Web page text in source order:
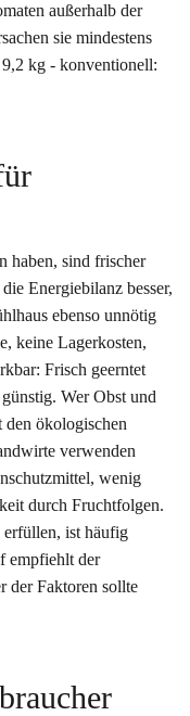
außerhalb der
sie mindestens
kg ‑ konventionell:
haben, sind frischer
Energiebilanz besser,
ebenso unnötig
keine Lagerkosten,
Frisch geerntet
Wer Obst und
ökologischen
verwenden
wenig
durch Fruchtfolgen.
ist häufig
empfiehlt der
der Faktoren sollte